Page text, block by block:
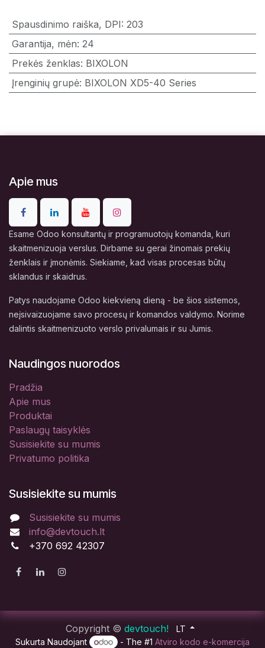
Spausdinimo raiška, DPI: 203
Garantija, mėn: 24
Prekės ženklas: BIXOLON
Įrenginių grupė: BIXOLON XD5-40 Series
Apie mus
Esame Odoo konsultantų ir programuotojų komanda, kuri
skaitmenizuoja verslus. Dirbame su gerai žinomais prekių
ženklais ir įmonėmis. Siekiame, kad visas procesas būtų
sklandus ir skaidrus.
Patys naudojame Odoo kiekvieną dieną - be šios sistemos,
neįsivaizuojame savo procesų ir komandos valdymo. Norime
dalintis skaitmenizuoto verslo privalumais ir su Jumis.
Naudingos nuorodos
Pradžia
Apie mus
Produktai
Paslaugų taisyklės
Susisiekite su mumis
Privatumo politika
Susisiekite su mumis
Susisiekite su mumis
info@devtouch.lt
+370 692 42307
Copyright © devtouch!
LT
Sukurta Naudojant
- The #1Atviro kodo e-komercija